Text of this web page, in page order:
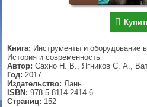
Книга: Инструменты и оборудование
История и современность
Автор: Сахно Н. В., Ягников С. А.,
Год: 2017
Издательство: Лань
ISBN: 978-5-8114-2414-6
Страниц: 152
▼